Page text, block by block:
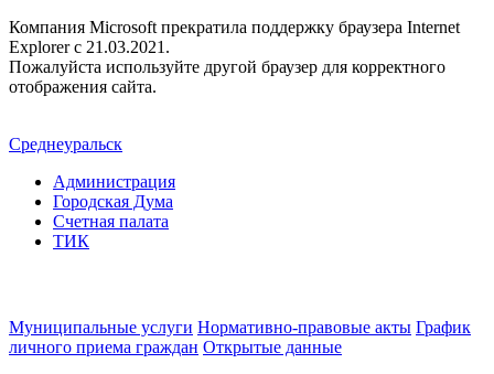
Компания Microsoft прекратила поддержку браузера Internet
Explorer c 21.03.2021.
Пожалуйста используйте другой браузер для корректного
отображения сайта.
Среднеуральск
Администрация
Городская Дума
Счетная палата
ТИК
Муниципальные услуги Нормативно-правовые акты График
личного приема граждан Открытые данные